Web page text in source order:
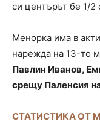
си центърът бе 1/2
Менорка има в
нарежда на 13-то
Павлин Иванов,
срещу Паленсия
СТАТИСТИКА ОТ